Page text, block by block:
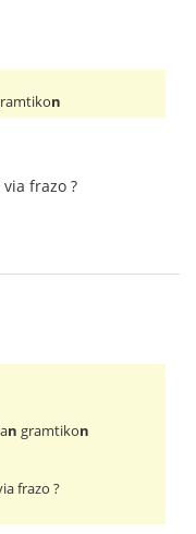
n
frazo ?
n gramtikon
frazo ?